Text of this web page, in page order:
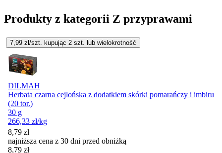
Produkty z kategorii Z przyprawami
7,99 zł/szt. kupując 2 szt. lub wielokrotność
DILMAH
Herbata czarna cejlońska z dodatkiem skórki pomarańczy i imbiru
(20 tor.)
30 g
266,33 zł/kg
8,79 zł
najniższa cena z 30 dni przed obniżką
8,79 zł